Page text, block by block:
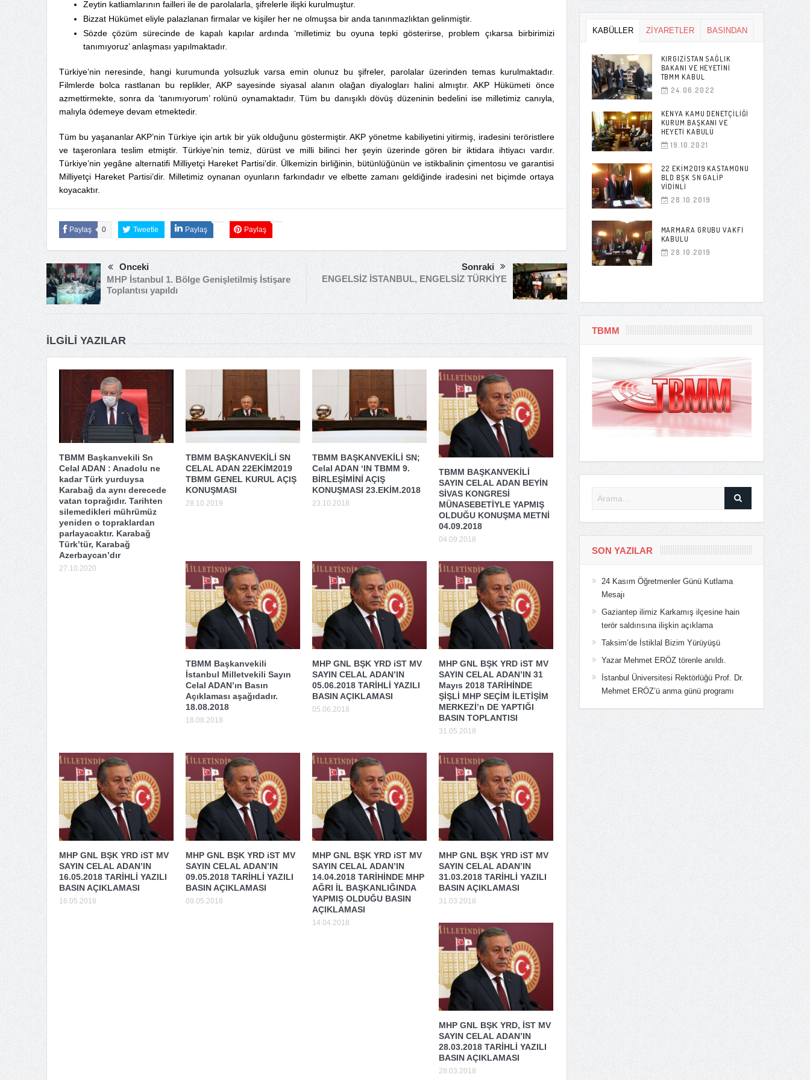
Zeytin katliamlarının failleri ile de parolalarla, şifrelerle ilişki kurulmuştur.
Bizzat Hükümet eliyle palazlanan firmalar ve kişiler her ne olmuşsa bir anda tanınmazlıktan gelinmiştir.
Sözde çözüm sürecinde de kapalı kapılar ardında ‘milletimiz bu oyuna tepki gösterirse, problem çıkarsa birbirimizi
tanımıyoruz’ anlaşması yapılmaktadır.
Türkiye’nin neresinde, hangi kurumunda yolsuzluk varsa emin olunuz bu şifreler, parolalar üzerinden temas kurulmaktadır.
Filmlerde bolca rastlanan bu replikler, AKP sayesinde siyasal alanın olağan diyalogları halini almıştır. AKP Hükümeti önce
azmettirmekte, sonra da ‘tanımıyorum’ rolünü oynamaktadır. Tüm bu danışıklı dövüş düzeninin bedelini ise milletimiz canıyla,
malıyla ödemeye devam etmektedir.
Tüm bu yaşananlar AKP’nin Türkiye için artık bir yük olduğunu göstermiştir. AKP yönetme kabiliyetini yitirmiş, iradesini teröristlere
ve taşeronlara teslim etmiştir. Türkiye’nin temiz, dürüst ve milli bilinci her şeyin üzerinde gören bir iktidara ihtiyacı vardır.
Türkiye’nin yegâne alternatifi Milliyetçi Hareket Partisi’dir. Ülkemizin birliğinin, bütünlüğünün ve istikbalinin çimentosu ve garantisi
Milliyetçi Hareket Partisi’dir. Milletimiz oynanan oyunların farkındadır ve elbette zamanı geldiğinde iradesini net biçimde ortaya
koyacaktır.
Paylaş 0 Tweetle Paylaş Paylaş
Önceki
MHP İstanbul 1. Bölge Genişletilmiş İstişare
Toplantısı yapıldı
Sonraki
ENGELSİZ İSTANBUL, ENGELSİZ TÜRKİYE
İLGILI YAZILAR
TBMM Başkanvekili Sn
Celal ADAN : Anadolu ne
kadar Türk yurduysa
Karabağ da aynı derecede
vatan toprağıdır. Tarihten
silemedikleri mührümüz
yeniden o topraklardan
parlayacaktır. Karabağ
Türk’tür, Karabağ
Azerbaycan’dır
27.10.2020
TBMM BAŞKANVEKİLİ SN
CELAL ADAN 22EKİM2019
TBMM GENEL KURUL AÇIŞ
KONUŞMASI
28.10.2019
TBMM BAŞKANVEKİLİ SN;
Celal ADAN ‘IN TBMM 9.
BİRLEŞİMİNİ AÇIŞ
KONUŞMASI 23.EKİM.2018
23.10.2018
TBMM BAŞKANVEKİLİ
SAYIN CELAL ADAN BEYİN
SİVAS KONGRESİ
MÜNASEBETİYLE YAPMIŞ
OLDUĞU KONUŞMA METNİ
04.09.2018
04.09.2018
TBMM Başkanvekili
İstanbul Milletvekili Sayın
Celal ADAN’ın Basın
Açıklaması aşağıdadır.
18.08.2018
18.08.2018
MHP GNL BŞK YRD iST MV
SAYIN CELAL ADAN’IN
05.06.2018 TARİHLİ YAZILI
BASIN AÇIKLAMASI
05.06.2018
MHP GNL BŞK YRD iST MV
SAYIN CELAL ADAN’IN 31
Mayıs 2018 TARİHİNDE
ŞİŞLİ MHP SEÇİM İLETİŞİM
MERKEZİ’n DE YAPTIĞI
BASIN TOPLANTISI
31.05.2018
MHP GNL BŞK YRD iST MV
SAYIN CELAL ADAN’IN
16.05.2018 TARİHLİ YAZILI
BASIN AÇIKLAMASI
16.05.2018
MHP GNL BŞK YRD iST MV
SAYIN CELAL ADAN’IN
09.05.2018 TARİHLİ YAZILI
BASIN AÇIKLAMASI
09.05.2018
MHP GNL BŞK YRD iST MV
SAYIN CELAL ADAN’IN
14.04.2018 TARİHİNDE MHP
AĞRI İL BAŞKANLIĞINDA
YAPMIŞ OLDUĞU BASIN
AÇIKLAMASI
14.04.2018
MHP GNL BŞK YRD iST MV
SAYIN CELAL ADAN’IN
31.03.2018 TARİHLİ YAZILI
BASIN AÇIKLAMASI
31.03.2018
MHP GNL BŞK YRD, İST MV
SAYIN CELAL ADAN’IN
28.03.2018 TARİHLİ YAZILI
BASIN AÇIKLAMASI
28.03.2018
KABÜLLER ZİYARETLER BASINDAN
KIRGIZISTAN SAĞLIK
BAKANI VE HEYETINI
TBMM KABUL
24.06.2022
KENYA KAMU DENETÇILIĞI
KURUM BAŞKANI VE
HEYETI KABULÜ
19.10.2021
22 EKIM2019 KASTAMONU
BLD BŞK SN GALIP
VIDINLI
28.10.2019
MARMARA GRUBU VAKFI
KABULU
28.10.2019
TBMM
SON YAZILAR
24 Kasım Öğretmenler Günü Kutlama
Mesajı
Gaziantep ilimiz Karkamış ilçesine hain
terör saldırısına ilişkin açıklama
Taksim’de İstiklal Bizim Yürüyüşü
Yazar Mehmet ERÖZ törenle anıldı.
İstanbul Üniversitesi Rektörlüğü Prof. Dr.
Mehmet ERÖZ’ü anma günü programı